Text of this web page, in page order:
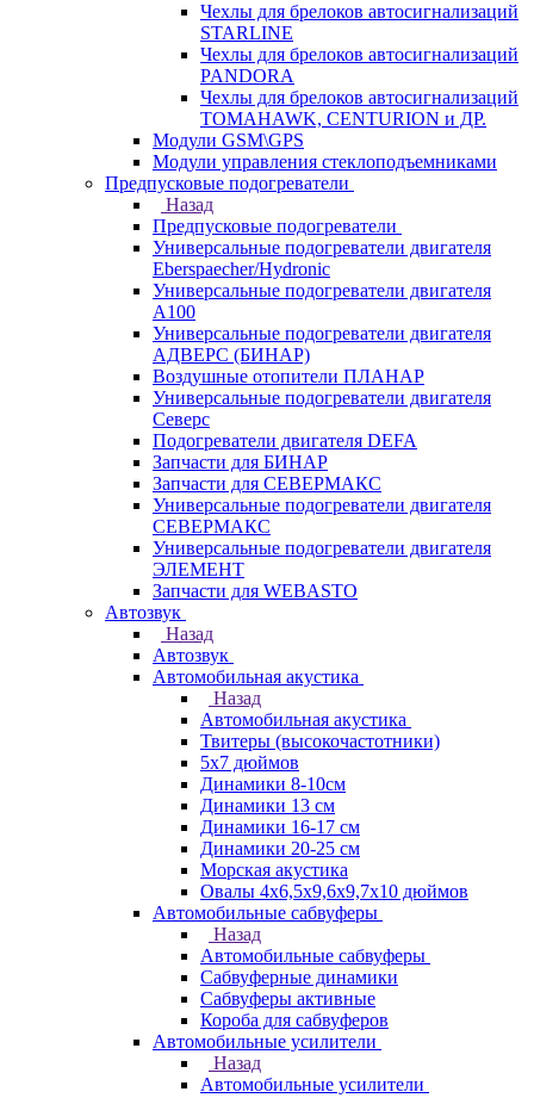
Чехлы для брелоков автосигнализаций
STARLINE
Чехлы для брелоков автосигнализаций
PANDORA
Чехлы для брелоков автосигнализаций
TOMAHAWK, CENTURION и ДР.
Модули GSM\GPS
Модули управления стеклоподъемниками
Предпусковые подогреватели
Назад
Предпусковые подогреватели
Универсальные подогреватели двигателя
Eberspaecher/Hydronic
Универсальные подогреватели двигателя
A100
Универсальные подогреватели двигателя
АДВЕРС (БИНАР)
Воздушные отопители ПЛАНАР
Универсальные подогреватели двигателя
Северс
Подогреватели двигателя DEFA
Запчасти для БИНАР
Запчасти для СЕВЕРМАКС
Универсальные подогреватели двигателя
СЕВЕРМАКС
Универсальные подогреватели двигателя
ЭЛЕМЕНТ
Запчасти для WEBASTO
Автозвук
Назад
Автозвук
Автомобильная акустика
Назад
Автомобильная акустика
Твитеры (высокочастотники)
5x7 дюймов
Динамики 8-10см
Динамики 13 см
Динамики 16-17 см
Динамики 20-25 см
Морская акустика
Овалы 4х6,5х9,6x9,7х10 дюймов
Автомобильные сабвуферы
Назад
Автомобильные сабвуферы
Сабвуферные динамики
Сабвуферы активные
Короба для сабвуферов
Автомобильные усилители
Назад
Автомобильные усилители